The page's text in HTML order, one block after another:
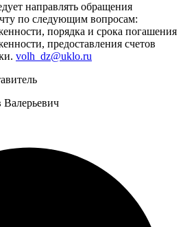
направлять обращения
по следующим вопросам:
порядка и срока погашения
предоставления счетов
volh_dz@uklo.ru
Валерьевич